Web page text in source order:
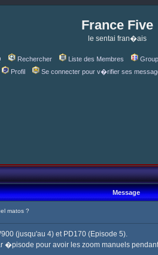
France Five
le sentai fran�ais
Rechercher Liste des Membres
Profil
Se connecter pour v�rifier ses
Message
matos ?
(jusqu'au 4) et PD170 (Episode 5).
�pisode pour avoir les zoom manuels